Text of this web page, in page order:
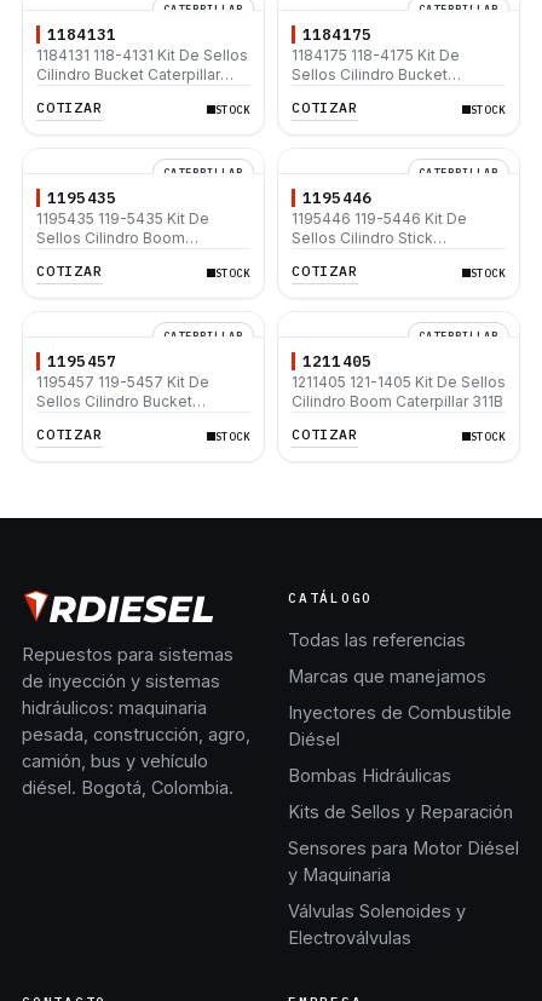
CATERPILLAR
1184131
1184131 118-4131 Kit De Sellos
Cilindro Bucket Caterpillar
COTIZAR STOCK
CATERPILLAR
1184175
1184175 118-4175 Kit De
Sellos Cilindro Bucket
COTIZAR STOCK
CATERPILLAR
1195435
1195435 119-5435 Kit De
Sellos Cilindro Boom
312C L
COTIZAR STOCK
CATERPILLAR
1195446
1195446 119-5446 Kit De
Sellos Cilindro Stick
313B
COTIZAR STOCK
CATERPILLAR
1195457
1195457 119-5457 Kit De
Sellos Cilindro Bucket
312B L 313B
COTIZAR STOCK
CATERPILLAR
1211405
1211405 121-1405 Kit De Sellos
Cilindro Boom Caterpillar 311B
COTIZAR
STOCK
Repuestos para sistemas
de inyección y sistemas
hidráulicos: maquinaria
pesada, construcción, agro,
camión, bus y vehículo
diésel. Bogotá, Colombia.
CATÁLOGO
Todas las referencias
Marcas que manejamos
Inyectores de Combustible
Diésel
Bombas Hidráulicas
Kits de Sellos y Reparación
Sensores para Motor Diésel
y Maquinaria
Válvulas Solenoides y
Electroválvulas